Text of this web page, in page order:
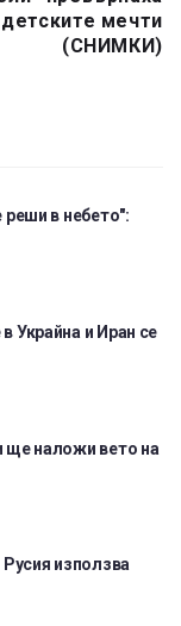
мечти
(СНИМКИ)
в небето":
Украйна и Иран се
ще наложи вето на
Русия използва